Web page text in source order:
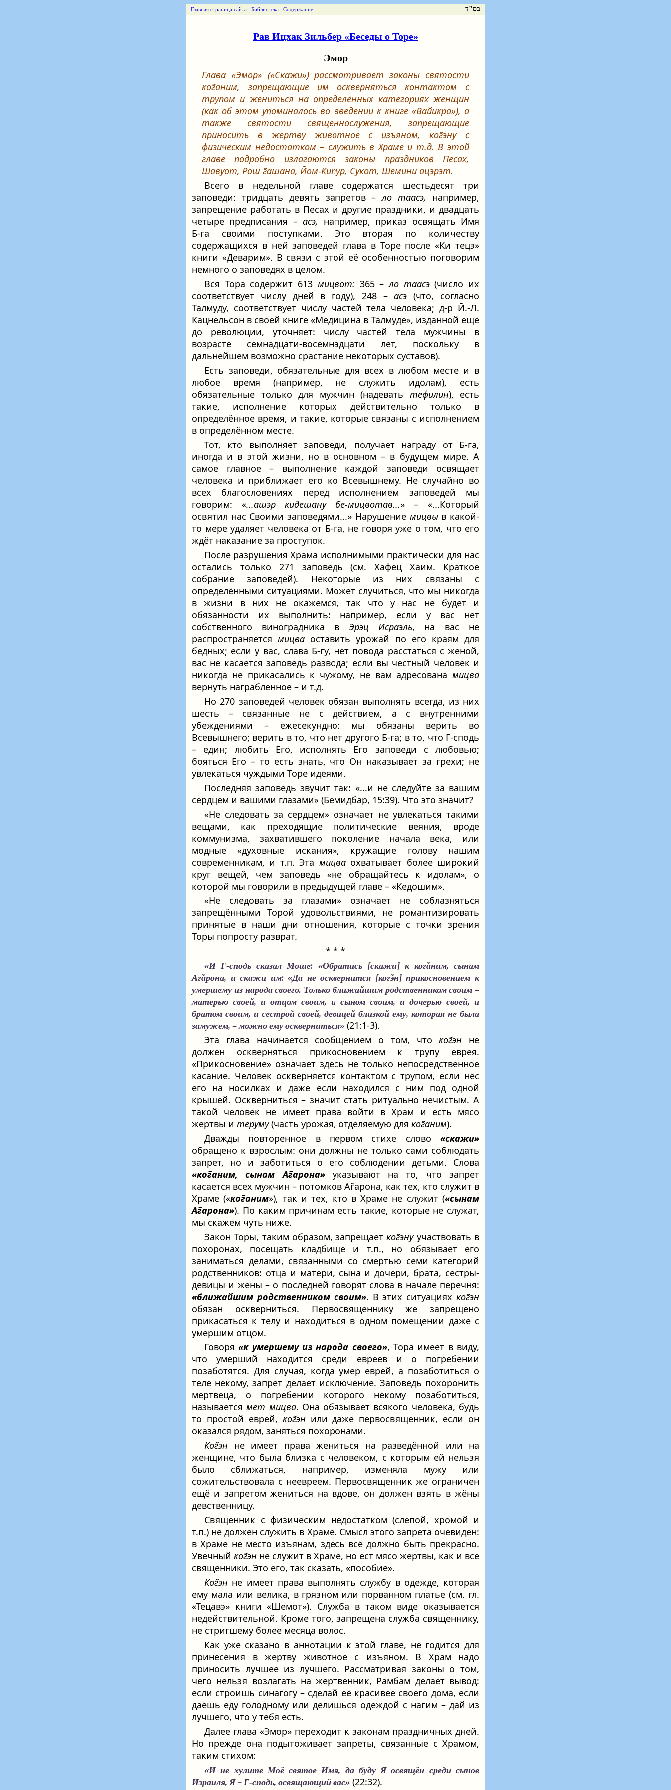
Главная страница сайта Библиотека Содержание בס"ד
Рав Ицхак Зильбер «Беседы о Торе»
Эмор
Глава «Эмор» («Скажи») рассматривает законы святости
ког̃аним, запрещающие им оскверняться контактом с
трупом и жениться на определённых категориях женщин
(как об этом упоминалось во введении к книге «Вайикра»), а
также святости священнослужения, запрещающие
приносить в жертву животное с изъяном,ког̃энус
физическим недостатком – служить в Храме и т.д. В этой
главе подробно излагаются законы праздников Песах,
Шавуот, Рош г̃ашана, Йом-Кипур, Сукот, Шемини ацэрэт.
Всего в недельной главе содержатся шестьдесят три
заповеди: тридцать девять запретов –ло таасэ, например,
запрещение работать в Песах и другие праздники, и двадцать
четыре предписания –асэ, например, приказ освящать Имя
Б‑га своими поступками. Это вторая по количеству
содержащихся в ней заповедей глава в Торе после «Ки тецэ»
книги «Деварим». В связи с этой её особенностью поговорим
немного о заповедях в целом.
Вся Тора содержит 613 мицвот: 365 –ло таасэ(число их
соответствует числу дней в году), 248 –асэ (что, согласно
Талмуду, соответствует числу частей тела человека; д-р Й.-Л.
Кацнельсон в своей книге «Медицина в Талмуде», изданной ещё
до революции, уточняет: числу частей тела мужчины в
возрасте семнадцати-восемнадцати лет, поскольку в
дальнейшем возможно срастание некоторых суставов).
Есть заповеди, обязательные для всех в любом месте и в
любое время (например, не служить идолам), есть
обязательные только для мужчин (надевать тефилин), есть
такие, исполнение которых действительно только в
определённое время, и такие, которые связаны с исполнением
в определённом месте.
Тот, кто выполняет заповеди, получает награду от Б‑га,
иногда и в этой жизни, но в основном – в будущем мире. А
самое главное – выполнение каждой заповеди освящает
человека и приближает его ко Всевышнему. Не случайно во
всех благословениях перед исполнением заповедей мы
говорим: «...ашэр кидешану бе-мицвотав...» – «...Который
освятил нас Своими заповедями...» Нарушение мицвыв какой-
то мере удаляет человека от Б‑га, не говоря уже о том, что его
ждёт наказание за проступок.
После разрушения Храма исполнимыми практически для нас
остались только 271 заповедь (см. Хафец Хаим. Краткое
собрание заповедей). Некоторые из них связаны с
определёнными ситуациями. Может случиться, что мы никогда
в жизни в них не окажемся, так что у нас не будет и
обязанности их выполнить: например, если у вас нет
собственного виноградника в Эрэц Исраэль, на вас не
распространяетсямицва оставить урожай по его краям для
бедных; если у вас, слава Б‑гу, нет повода расстаться с женой,
вас не касается заповедь развода; если вы честный человек и
никогда не прикасались к чужому, не вам адресована мицва
вернуть награбленное – и т.д.
Но 270 заповедей человек обязан выполнять всегда, из них
шесть – связанные не с действием, а с внутренними
убеждениями – ежесекундно: мы обязаны верить во
Всевышнего; верить в то, что нет другого Б‑га; в то, что Г‑сподь
– един; любить Его, исполнять Его заповеди с любовью;
бояться Его – то есть знать, что Он наказывает за грехи; не
увлекаться чуждыми Торе идеями.
Последняя заповедь звучит так: «...и не следуйте за вашим
сердцем и вашими глазами» (Бемидбар, 15:39). Что это значит?
«Не следовать за сердцем» означает не увлекаться такими
вещами, как преходящие политические веяния, вроде
коммунизма, захватившего поколение начала века, или
модные «духовные искания», кружащие голову нашим
современникам, и т.п. Эта мицваохватывает более широкий
круг вещей, чем заповедь «не обращайтесь к идолам», о
которой мы говорили в предыдущей главе – «Кедошим».
«Не следовать за глазами» означает не соблазняться
запрещёнными Торой удовольствиями, не романтизировать
принятые в наши дни отношения, которые с точки зрения
Торы попросту разврат.
* * *
«И Г‑сподь сказал Моше: «Обратись [скажи] к ког̃аним, сынам
Аг̃арона, и скажи им: «Да не осквернится [ког̃эн] прикосновением к
умершему из народа своего. Только ближайшим родственником своим –
матерью своей, и отцом своим, и сыном своим, и дочерью своей, и
братом своим, и сестрой своей, девицей близкой ему, которая не была
замужем, – можно ему оскверниться» (21:1-3).
Эта глава начинается сообщением о том, чтоког̃эн не
должен оскверняться прикосновением к трупу еврея.
«Прикосновение» означает здесь не только непосредственное
касание. Человек оскверняется контактом с трупом, если нёс
его на носилках и даже если находился с ним под одной
крышей. Оскверниться – значит стать ритуально нечистым. А
такой человек не имеет права войти в Храм и есть мясо
жертвы и теруму(часть урожая, отделяемую для ког̃аним).
Дважды повторенное в первом стихе слово «скажи»
обращено к взрослым: они должны не только сами соблюдать
запрет, но и заботиться о его соблюдении детьми. Слова
«ког̃аним, сынам Аг̃арона»указывают на то, что запрет
касается всех мужчин – потомков Аг̃арона, как тех, кто служит в
Храме («ког̃аним»), так и тех, кто в Храме не служит («сынам
Аг̃арона»). По каким причинам есть такие, которые не служат,
мы скажем чуть ниже.
Закон Торы, таким образом, запрещаетког̃энуучаствовать в
похоронах, посещать кладбище и т.п., но обязывает его
заниматься делами, связанными со смертью семи категорий
родственников: отца и матери, сына и дочери, брата, сестры-
девицы и жены – о последней говорят слова в начале перечня:
«ближайшим родственником своим». В этих ситуацияхког̃эн
обязан оскверниться. Первосвященнику же запрещено
прикасаться к телу и находиться в одном помещении даже с
умершим отцом.
Говоря«к умершему из народа своего», Тора имеет в виду,
что умерший находится среди евреев и о погребении
позаботятся. Для случая, когда умер еврей, а позаботиться о
теле некому, запрет делает исключение. Заповедь похоронить
мертвеца, о погребении которого некому позаботиться,
называетсямет мицва. Она обязывает всякого человека, будь
то простой еврей, ког̃энили даже первосвященник, если он
оказался рядом, заняться похоронами.
Ког̃эн не имеет права жениться на разведённой или на
женщине, что была близка с человеком, с которым ей нельзя
было сближаться, например, изменяла мужу или
сожительствовала с неевреем. Первосвященник же ограничен
ещё и запретом жениться на вдове, он должен взять в жёны
девственницу.
Священник с физическим недостатком (слепой, хромой и
т.п.) не должен служить в Храме. Смысл этого запрета очевиден:
в Храме не место изъянам, здесь всё должно быть прекрасно.
Увечный ког̃эн не служит в Храме, но ест мясо жертвы, как и все
священники. Это его, так сказать, «пособие».
Ког̃эн не имеет права выполнять службу в одежде, которая
ему мала или велика, в грязном или порванном платье (см. гл.
«Тецавэ» книги «Шемот»). Служба в таком виде оказывается
недействительной. Кроме того, запрещена служба священнику,
не стригшему более месяца волос.
Как уже сказано в аннотации к этой главе, не годится для
принесения в жертву животное с изъяном. В Храм надо
приносить лучшее из лучшего. Рассматривая законы о том,
чего нельзя возлагать на жертвенник, Рамбам делает вывод:
если строишь синагогу – сделай её красивее своего дома, если
даёшь еду голодному или делишься одеждой с нагим – дай из
лучшего, что у тебя есть.
Далее глава «Эмор» переходит к законам праздничных дней.
Но прежде она подытоживает запреты, связанные с Храмом,
таким стихом:
«И не хулите Моё святое Имя, да буду Я освящён среди сынов
Израиля, Я – Г‑сподь, освящающий вас» (22:32).